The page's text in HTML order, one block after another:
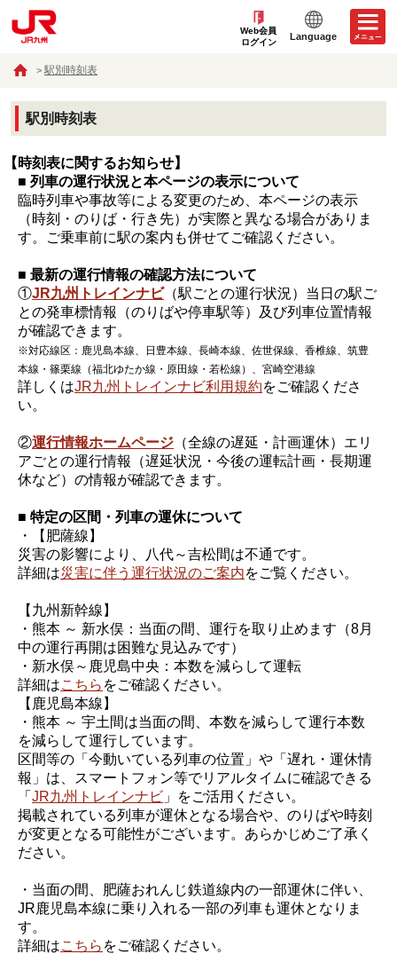
Web会員
ログイン
Language
駅別時刻表
駅別時刻表
【時刻表に関するお知らせ】
■ 列車の運行状況と本ページの表示について
臨時列車や事故等による変更のため、本ページの表示
（時刻・のりば・行き先）が実際と異なる場合がありま
す。ご乗車前に駅の案内も併せてご確認ください。
■ 最新の運行情報の確認方法について
①JR九州トレインナビ（駅ごとの運行状況）当日の駅ご
との発車標情報（のりばや停車駅等）及び列車位置情報
が確認できます。
※対応線区：鹿児島本線、日豊本線、長崎本線、佐世保線、香椎線、筑豊
本線・篠栗線（福北ゆたか線・原田線・若松線）、宮崎空港線
詳しくはJR九州トレインナビ利用規約をご確認くださ
い。
②運行情報ホームページ （全線の遅延・計画運休）エリ
アごとの運行情報（遅延状況・今後の運転計画・長期運
休など）の情報が確認できます。
■ 特定の区間・列車の運休について
・【肥薩線】
災害の影響により、八代～吉松間は不通です。
詳細は災害に伴う運行状況のご案内をご覧ください。
【九州新幹線】
・熊本 ～ 新水俣：当面の間、運行を取り止めます（8月
中の運行再開は困難な見込みです）
・新水俣～鹿児島中央：本数を減らして運転
詳細はこちら をご確認ください。
【鹿児島本線】
・熊本 ～ 宇土間は当面の間、本数を減らして運行本数
を減らして運行しています。
区間等の「今動いている列車の位置」や「遅れ・運休情
報」は、スマートフォン等でリアルタイムに確認できる
「JR九州トレインナビ 」をご活用ください。
掲載されている列車が運休となる場合や、のりばや時刻
が変更となる可能性がございます。あらかじめご了承く
ださい。
・当面の間、肥薩おれんじ鉄道線内の一部運休に伴い、
JR鹿児島本線に乗り入れる一部の列車も運休となりま
す。
詳細はこちら をご確認ください。